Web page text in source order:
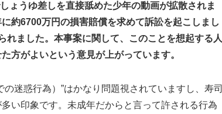
ょうゆ差しを直接舐めた少年の動画が拡散されま
約6700万円の損害賠償を求めて訴訟を起こしまし
れました。本事案に関して、このことを想起する人
方がよいという意見が上がっています。
迷惑行為）”はかなり問題視されていますし、寿司
い印象です。未成年だからと言って許される行為